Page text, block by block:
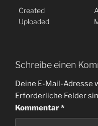
Created
Uploaded
Schreibe einen
Deine E-Mail-
Erforderliche Felder
Kommentar*